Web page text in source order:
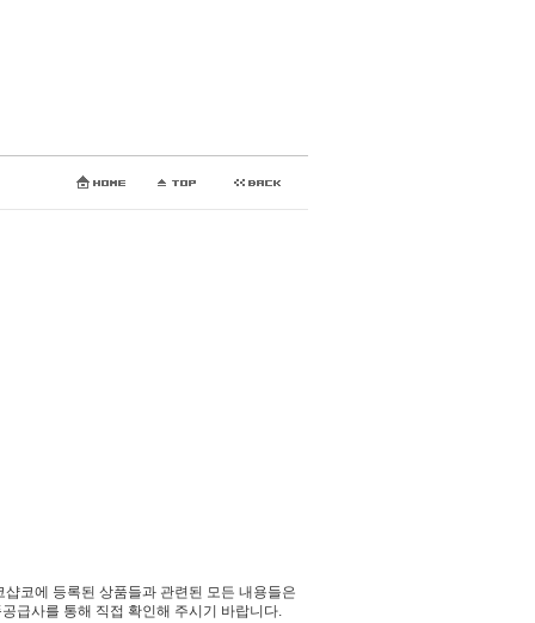
코에 등록된 상품들과 관련된 모든 내용들은
급사를 통해 직접 확인해 주시기 바랍니다.​